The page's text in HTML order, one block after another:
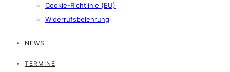
Cookie-Richtlinie (EU)
Widerrufsbelehrung
NEWS
TERMINE